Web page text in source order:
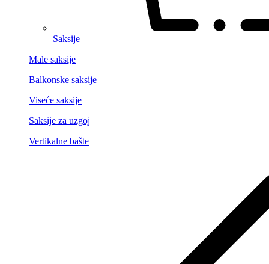
Saksije
Male saksije
Balkonske saksije
Viseće saksije
Saksije za uzgoj
Vertikalne bašte